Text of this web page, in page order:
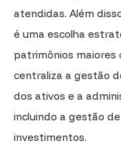
atendidas. Além
é uma escolha
patrimônios maiores
centraliza a gestão
dos ativos e a
incluindo a gestão
investimentos.